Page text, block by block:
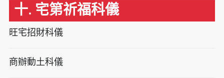
十. 宅第祈福科儀
旺宅招財科儀
商辦動土科儀